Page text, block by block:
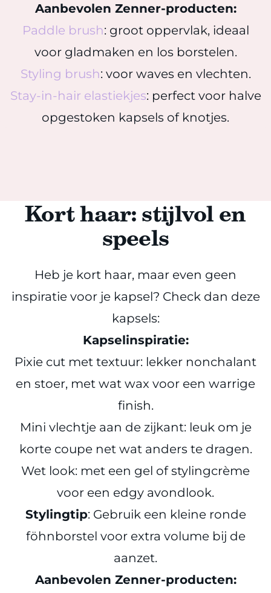
Aanbevolen Zenner-producten:
Paddle brush: groot oppervlak, ideaal
voor gladmaken en los borstelen.
Styling brush: voor waves en vlechten.
Stay-in-hair elastiekjes: perfect voor halve
opgestoken kapsels of knotjes.
Kort haar: stijlvol en
speels
Heb je kort haar, maar even geen
inspiratie voor je kapsel? Check dan deze
kapsels:
Kapselinspiratie:
Pixie cut met textuur: lekker nonchalant
en stoer, met wat wax voor een warrige
finish.
Mini vlechtje aan de zijkant: leuk om je
korte coupe net wat anders te dragen.
Wet look: met een gel of stylingcrème
voor een edgy avondlook.
Stylingtip: Gebruik een kleine ronde
föhnborstel voor extra volume bij de
aanzet.
Aanbevolen Zenner-producten: